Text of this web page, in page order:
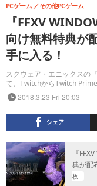
『FFXV
向け無料特典が
手に入る！
スクウェア・エニックスの
て、TwitchからTwitch
PCゲーム その他PCゲーム
2018.3.23 Fri 20:03
シェア
『
典が配
枚